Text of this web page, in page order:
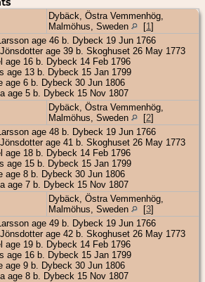
Dybäck, Östra Vemmenhög,
Malmöhus, Sweden
[1 ]
age 46 b. Dybeck 19 Jun 1766
age 39 b. Skoghuset 26 May 1773
age 16 b. Dybeck 14 Feb 1796
age 13 b. Dybeck 15 Jan 1799
age 6 b. Dybeck 30 Jun 1806
age 5 b. Dybeck 15 Nov 1807
Dybäck, Östra Vemmenhög,
Malmöhus, Sweden
[2]
age 48 b. Dybeck 19 Jun 1766
age 41 b. Skoghuset 26 May 1773
age 18 b. Dybeck 14 Feb 1796
age 15 b. Dybeck 15 Jan 1799
age 8 b. Dybeck 30 Jun 1806
age 7 b. Dybeck 15 Nov 1807
Dybäck, Östra Vemmenhög,
Malmöhus, Sweden
[3]
age 49 b. Dybeck 19 Jun 1766
age 42 b. Skoghuset 26 May 1773
age 19 b. Dybeck 14 Feb 1796
age 16 b. Dybeck 15 Jan 1799
age 9 b. Dybeck 30 Jun 1806
age 8 b. Dybeck 15 Nov 1807